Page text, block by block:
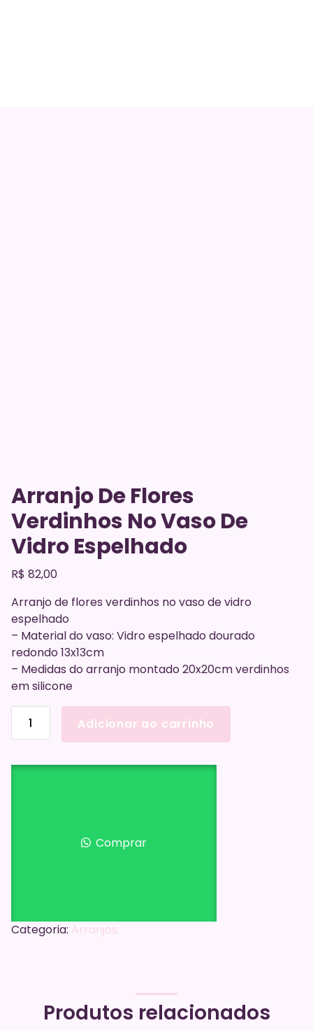
Arranjo De Flores
Verdinhos No Vaso De
Vidro Espelhado
R$ 82,00
Arranjo de flores verdinhos no vaso de vidro
espelhado
– Material do vaso: Vidro espelhado dourado
redondo 13x13cm
– Medidas do arranjo montado 20x20cm verdinhos
em silicone
Verdinhos
Adicionar ao carrinho
Comprar
Categoria: Arranjos
Produtos relacionados